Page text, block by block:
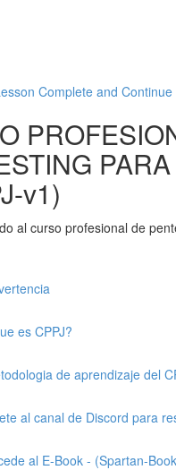
Complete and Continue
v1)
al curso profesional de
es CPPJ?
de aprendizaje del
al canal de Discord para
al E-Book - (Spartan-